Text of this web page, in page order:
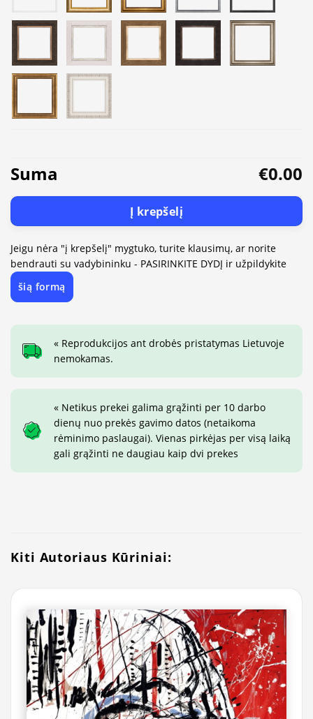
Suma €0.00
Į krepšelį
Jeigu nėra "į krepšelį" mygtuko, turite klausimų, ar norite
bendrauti su vadybininku - PASIRINKITE DYDĮ ir užpildykite
šią formą
« Reprodukcijos ant drobės pristatymas Lietuvoje
nemokamas.
« Netikus prekei galima grąžinti per 10 darbo
dienų nuo prekės gavimo datos (netaikoma
rėminimo paslaugai). Vienas pirkėjas per visą laiką
gali grąžinti ne daugiau kaip dvi prekes
Kiti Autoriaus Kūriniai: